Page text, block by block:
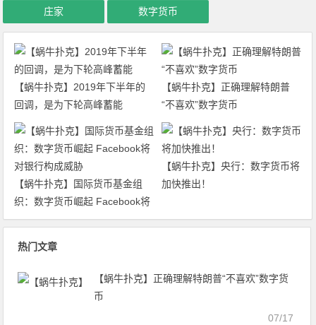
庄家 数字货币
【蜗牛扑克】2019年下半年的
回调，是为下轮高峰蓄能
【蜗牛扑克】正确理解特朗普
“不喜欢”数字货币
【蜗牛扑克】国际货币基金组
织：数字货币崛起 Facebook将
对银行构成威胁
【蜗牛扑克】央行：数字货币将
加快推出！
热门文章
【蜗牛扑克】正确理解特朗普“不喜欢”数字货
币
07/17